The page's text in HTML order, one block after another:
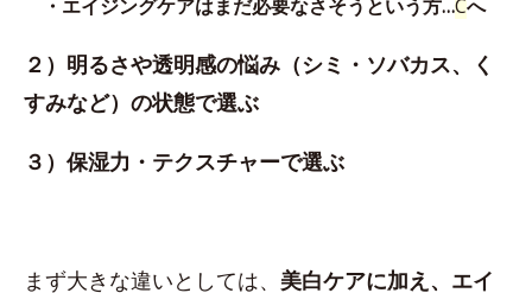
・エイジングケアはまだ必要なさそうという方…Cへ
２）明るさや透明感の悩み（シミ・ソバカス、く
すみなど）の状態で選ぶ
３）保湿力・テクスチャーで選ぶ
まず大きな違いとしては、 美白ケアに加え、エイ